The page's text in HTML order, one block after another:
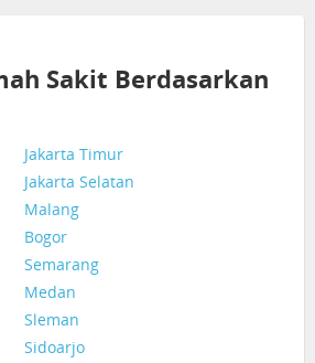
Sakit Berdasarkan
Jakarta Timur
Jakarta Selatan
Malang
Bogor
Semarang
Medan
Sleman
Sidoarjo